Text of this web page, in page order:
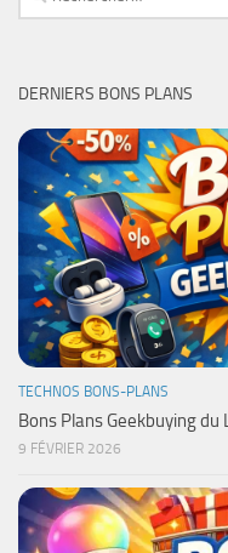
DERNIERS BONS PLANS
TECHNOS BONS-PLANS
Bons Plans Geekbuying du
9 FÉVRIER 2026